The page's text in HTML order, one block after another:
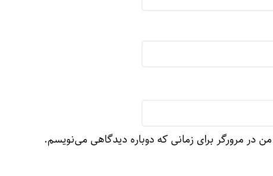
در مرورگر برای زمانی که دوباره دیدگاهی می‌نویسم.